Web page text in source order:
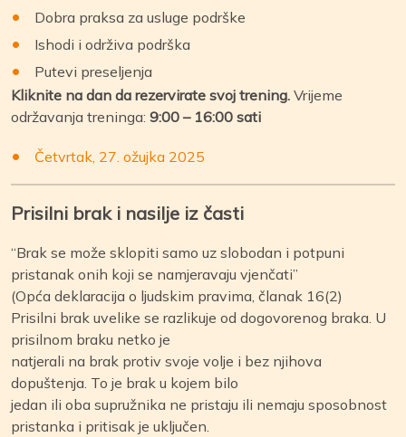
Dobra praksa za usluge podrške
Ishodi i održiva podrška
Putevi preseljenja
Kliknite na dan da rezervirate svoj trening. Vrijeme
održavanja treninga: 9:00 – 16:00 sati
Četvrtak, 27. ožujka 2025
Prisilni brak i nasilje iz časti
“Brak se može sklopiti samo uz slobodan i potpuni
pristanak onih koji se namjeravaju vjenčati”
(Opća deklaracija o ljudskim pravima, članak 16(2)
Prisilni brak uvelike se razlikuje od dogovorenog braka. U
prisilnom braku netko je
natjerali na brak protiv svoje volje i bez njihova
dopuštenja. To je brak u kojem bilo
jedan ili oba supružnika ne pristaju ili nemaju sposobnost
pristanka i pritisak je uključen.